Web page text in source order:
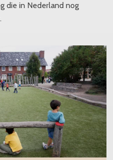
die in Nederland nog